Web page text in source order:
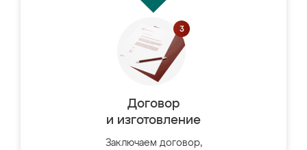
Договор
и изготовление
Заключаем договор,